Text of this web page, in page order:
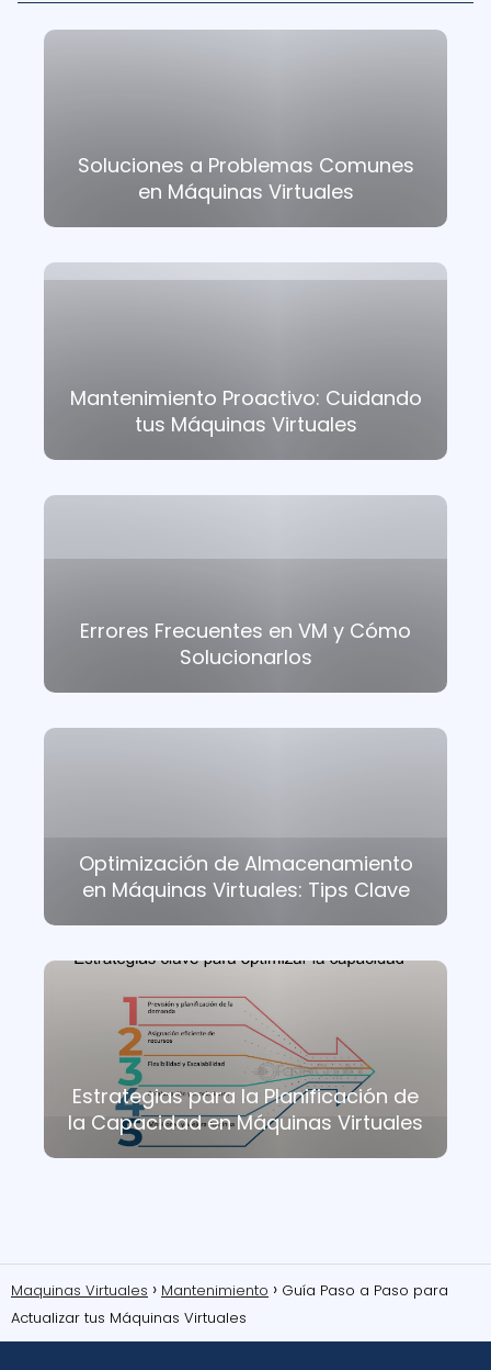
Soluciones a Problemas Comunes
en Máquinas Virtuales
Mantenimiento Proactivo: Cuidando
tus Máquinas Virtuales
Errores Frecuentes en VM y Cómo
Solucionarlos
Optimización de Almacenamiento
en Máquinas Virtuales: Tips Clave
Estrategias para la Planificación de
la Capacidad en Máquinas Virtuales
Maquinas Virtuales Mantenimiento
Guía Paso a Paso para
Actualizar tus Máquinas Virtuales